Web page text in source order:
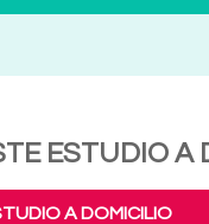
ESTUDIO A
A DOMICILIO